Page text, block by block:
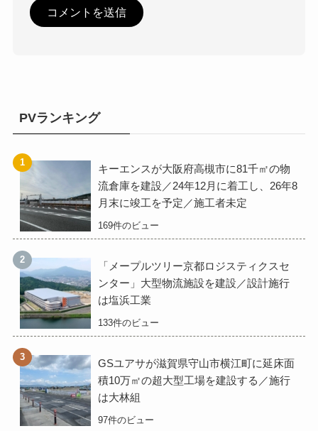
PVランキング
キーエンスが大阪府高槻市に81千㎡の物
流倉庫を建設／24年12月に着工し、26年8
月末に竣工を予定／施工者未定
169件のビュー
「メープルツリー京都ロジスティクスセ
ンター」大型物流施設を建設／設計施行
は塩浜工業
133件のビュー
GSユアサが滋賀県守山市横江町に延床面
積10万㎡の超大型工場を建設する／施行
は大林組
97件のビュー